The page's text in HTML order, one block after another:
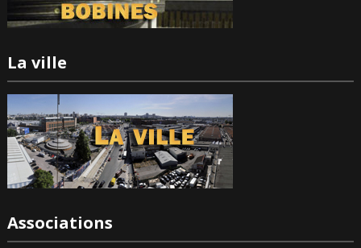
La ville
Associations